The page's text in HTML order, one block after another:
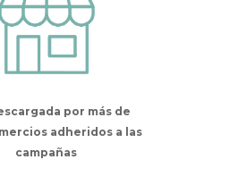
por más de
adheridos a las
campañas